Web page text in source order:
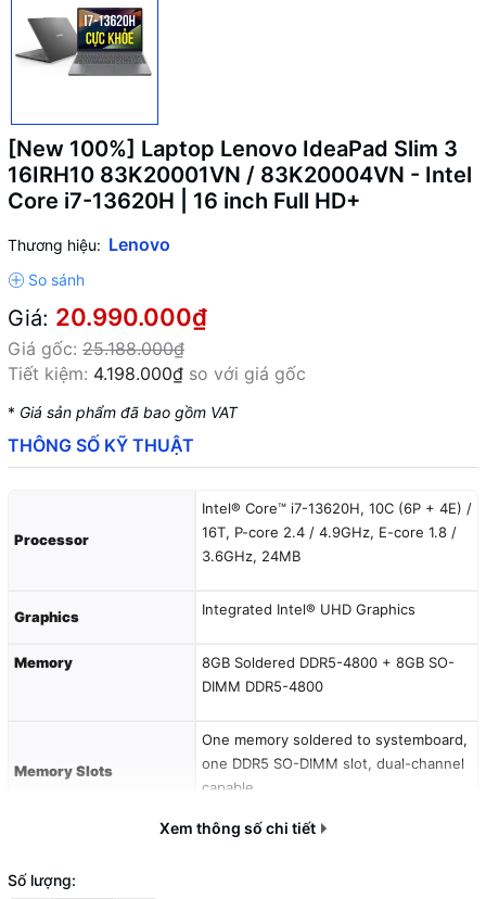
[New 100%] Laptop Lenovo IdeaPad Slim 3
16IRH10 83K20001VN / 83K20004VN - Intel
Core i7-13620H | 16 inch Full HD+
Thương hiệu: Lenovo
Giá: 20.990.000₫
Giá gốc: 25.188.000₫
Tiết kiệm: 4.198.000₫ so với giá gốc
* Giá sản phẩm đã bao gồm VAT
THÔNG SỐ KỸ THUẬT
Processor
Intel® Core™ i7-13620H, 10C (6P + 4E) /
16T, P-core 2.4 / 4.9GHz, E-core 1.8 /
3.6GHz, 24MB
Graphics Integrated Intel® UHD Graphics
Memory
8GB Soldered DDR5-4800 + 8GB SO-
DIMM DDR5-4800
Memory Slots
One memory soldered to systemboard,
one DDR5 SO-DIMM slot, dual-channel
capable
Up to 24GB (8GB soldered + 16GB SO-
Xem thông số chi tiết
Số lượng: